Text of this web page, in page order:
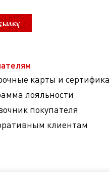
карты и
лояльности
покупателя
клиентам